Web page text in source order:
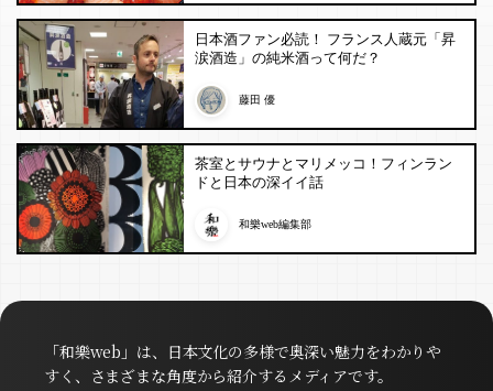
日本酒ファン必読！ フランス人蔵元「昇
涙酒造」の純米酒って何だ？
藤田 優
茶室とサウナとマリメッコ！フィンラン
ドと日本の深イイ話
和樂web編集部
「和樂web」は、日本文化の多様で奥深い魅力をわかりや
すく、さまざまな角度から紹介するメディアです。